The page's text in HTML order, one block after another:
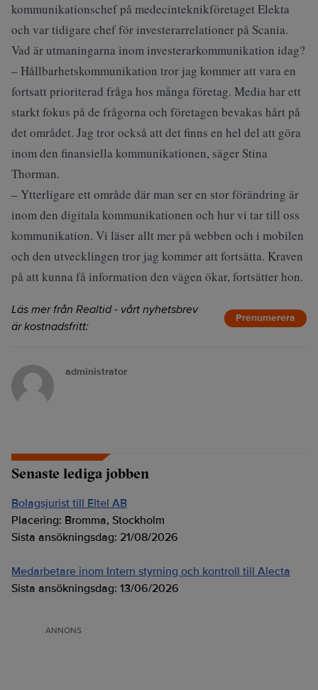
kommunikationschef på medecinteknikföretaget Elekta
och var tidigare chef för investerarrelationer på Scania.
Vad är utmaningarna inom investerarkommunikation idag?
– Hållbarhetskommunikation tror jag kommer att vara en
fortsatt prioriterad fråga hos många företag. Media har ett
starkt fokus på de frågorna och företagen bevakas hårt på
det området. Jag tror också att det finns en hel del att göra
inom den finansiella kommunikationen, säger Stina
Thorman.
– Ytterligare ett område där man ser en stor förändring är
inom den digitala kommunikationen och hur vi tar till oss
kommunikation. Vi läser allt mer på webben och i mobilen
och den utvecklingen tror jag kommer att fortsätta. Kraven
på att kunna få information den vägen ökar, fortsätter hon.
Läs mer från Realtid - vårt nyhetsbrev
är kostnadsfritt:
Prenumerera
administrator
Senaste lediga jobben
Bolagsjurist till Eltel AB
Placering: Bromma, Stockholm
Sista ansökningsdag: 21/08/2026
Medarbetare inom Intern styrning och kontroll till Alecta
Sista ansökningsdag: 13/06/2026
ANNONS